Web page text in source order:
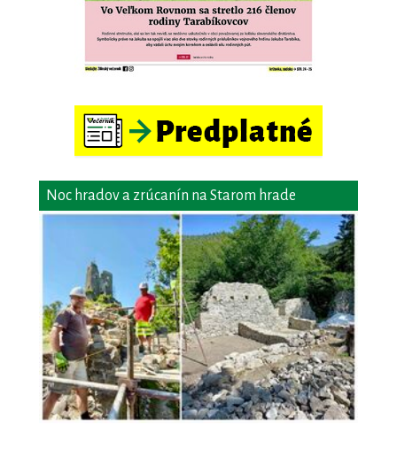
Noc hradov a zrúcanín na Starom hrade